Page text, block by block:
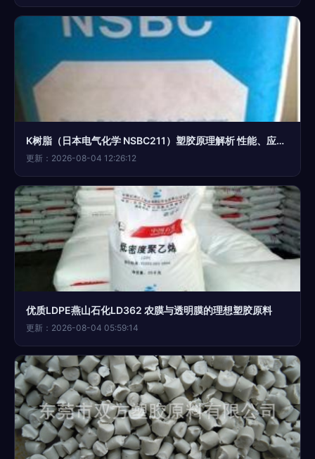
K树脂（日本电气化学 NSBC211）塑胶原理解析 性能、应用与市场概况
更新：2026-08-04 12:26:12
优质LDPE燕山石化LD362 农膜与透明膜的理想塑胶原料
更新：2026-08-04 05:59:14